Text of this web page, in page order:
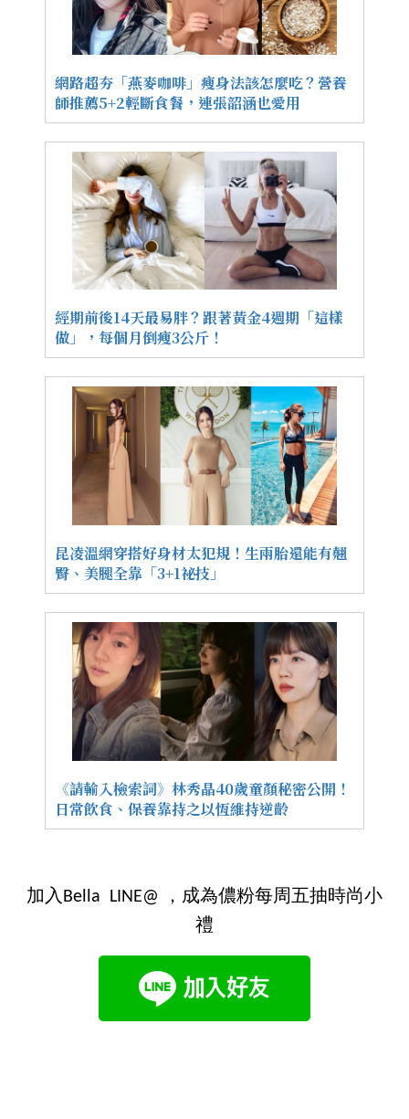
網路超夯「燕麥咖啡」瘦身法該怎麼吃？營養
師推薦5+2輕斷食餐，連張韶涵也愛用
經期前後14天最易胖？跟著黃金4週期「這樣
做」，每個月倒瘦3公斤！
昆凌溫網穿搭好身材太犯規！生兩胎還能有翹
臀、美腿全靠「3+1祕技」
《請輸入檢索詞》林秀晶40歲童顏秘密公開！
日常飲食、保養靠持之以恆維持逆齡
加入Bella LINE@ ，成為儂粉每周五抽時尚小
禮